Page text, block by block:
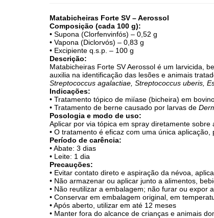
Matabicheiras Forte SV – Aerossol
Composição (cada 100 g):
• Supona (Clorfenvinfós) – 0,52 g
• Vapona (Diclorvós) – 0,83 g
• Excipiente q.s.p. – 100 g
Descrição:
Matabicheiras Forte SV Aerossol é um larvicida,
auxilia na identificação das lesões e animais
Streptococcus agalactiae, Streptococcus uberis,
Indicações:
• Tratamento tópico de miíase (bicheira) em
• Tratamento de berne causado por larvas de
Posologia e modo de uso:
Aplicar por via tópica em spray diretamente
• O tratamento é eficaz com uma única
Período de carência:
• Abate: 3 dias
• Leite: 1 dia
Precauções:
• Evitar contato direto e aspiração da névoa,
• Não armazenar ou aplicar junto a alimentos,
• Não reutilizar a embalagem; não furar ou expor
• Conservar em embalagem original, em
• Após aberto, utilizar em até 12 meses
• Manter fora do alcance de crianças e animais